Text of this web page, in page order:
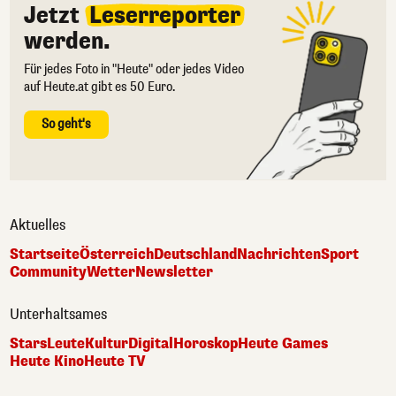
Jetzt Leserreporter
werden.
Für jedes Foto in "Heute" oder jedes Video
auf Heute.at gibt es 50 Euro.
So geht's
Aktuelles
StartseiteÖsterreichDeutschlandNachrichtenSport
CommunityWetterNewsletter
Unterhaltsames
StarsLeuteKulturDigital HoroskopHeute Games
Heute KinoHeute TV